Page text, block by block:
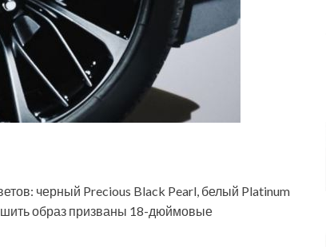
черный Precious Black Pearl, белый Platinum
образ призваны 18-дюймовые